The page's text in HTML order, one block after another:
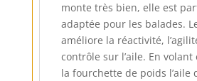
monte très bien, elle est
adaptée pour les balades.
améliore la réactivité,
contrôle sur l’aile. En
la fourchette de poids l’aile